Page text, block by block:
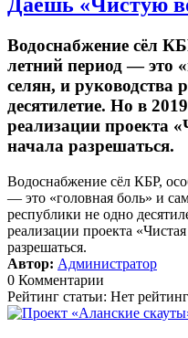
Даёшь «Чистую
Водоснабжение сёл
летний период — это
селян, и руководства
десятилетие. Но в
реализации проекта
начала разрешаться.
Водоснабжение сёл КБР,
— это «головная боль» и
республики не одно
реализации проекта
разрешаться.
Автор: Администратор
0 Комментарии
Рейтинг статьи: Нет